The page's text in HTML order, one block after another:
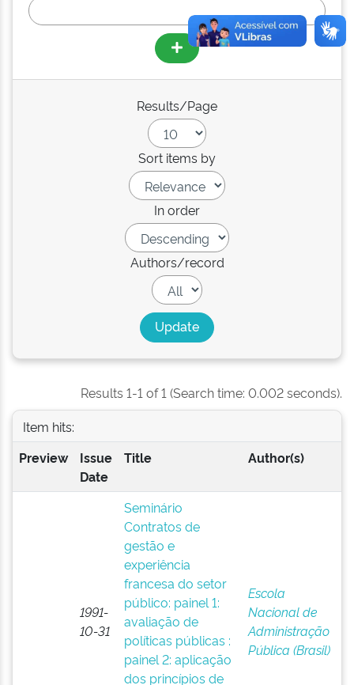
Results/Page
Sort items by
In order
Authors/record
Results 1-1 of 1 (Search time: 0.002 seconds).
Item hits:
Preview
Issue
Date
Title Author(s)
1991-
10-31
Seminário
Contratos de
gestão e
experiência
francesa do setor
público: painel 1:
avaliação de
políticas públicas :
painel 2: aplicação
dos princípios de
Escola
Nacional de
Administração
Pública (Brasil)